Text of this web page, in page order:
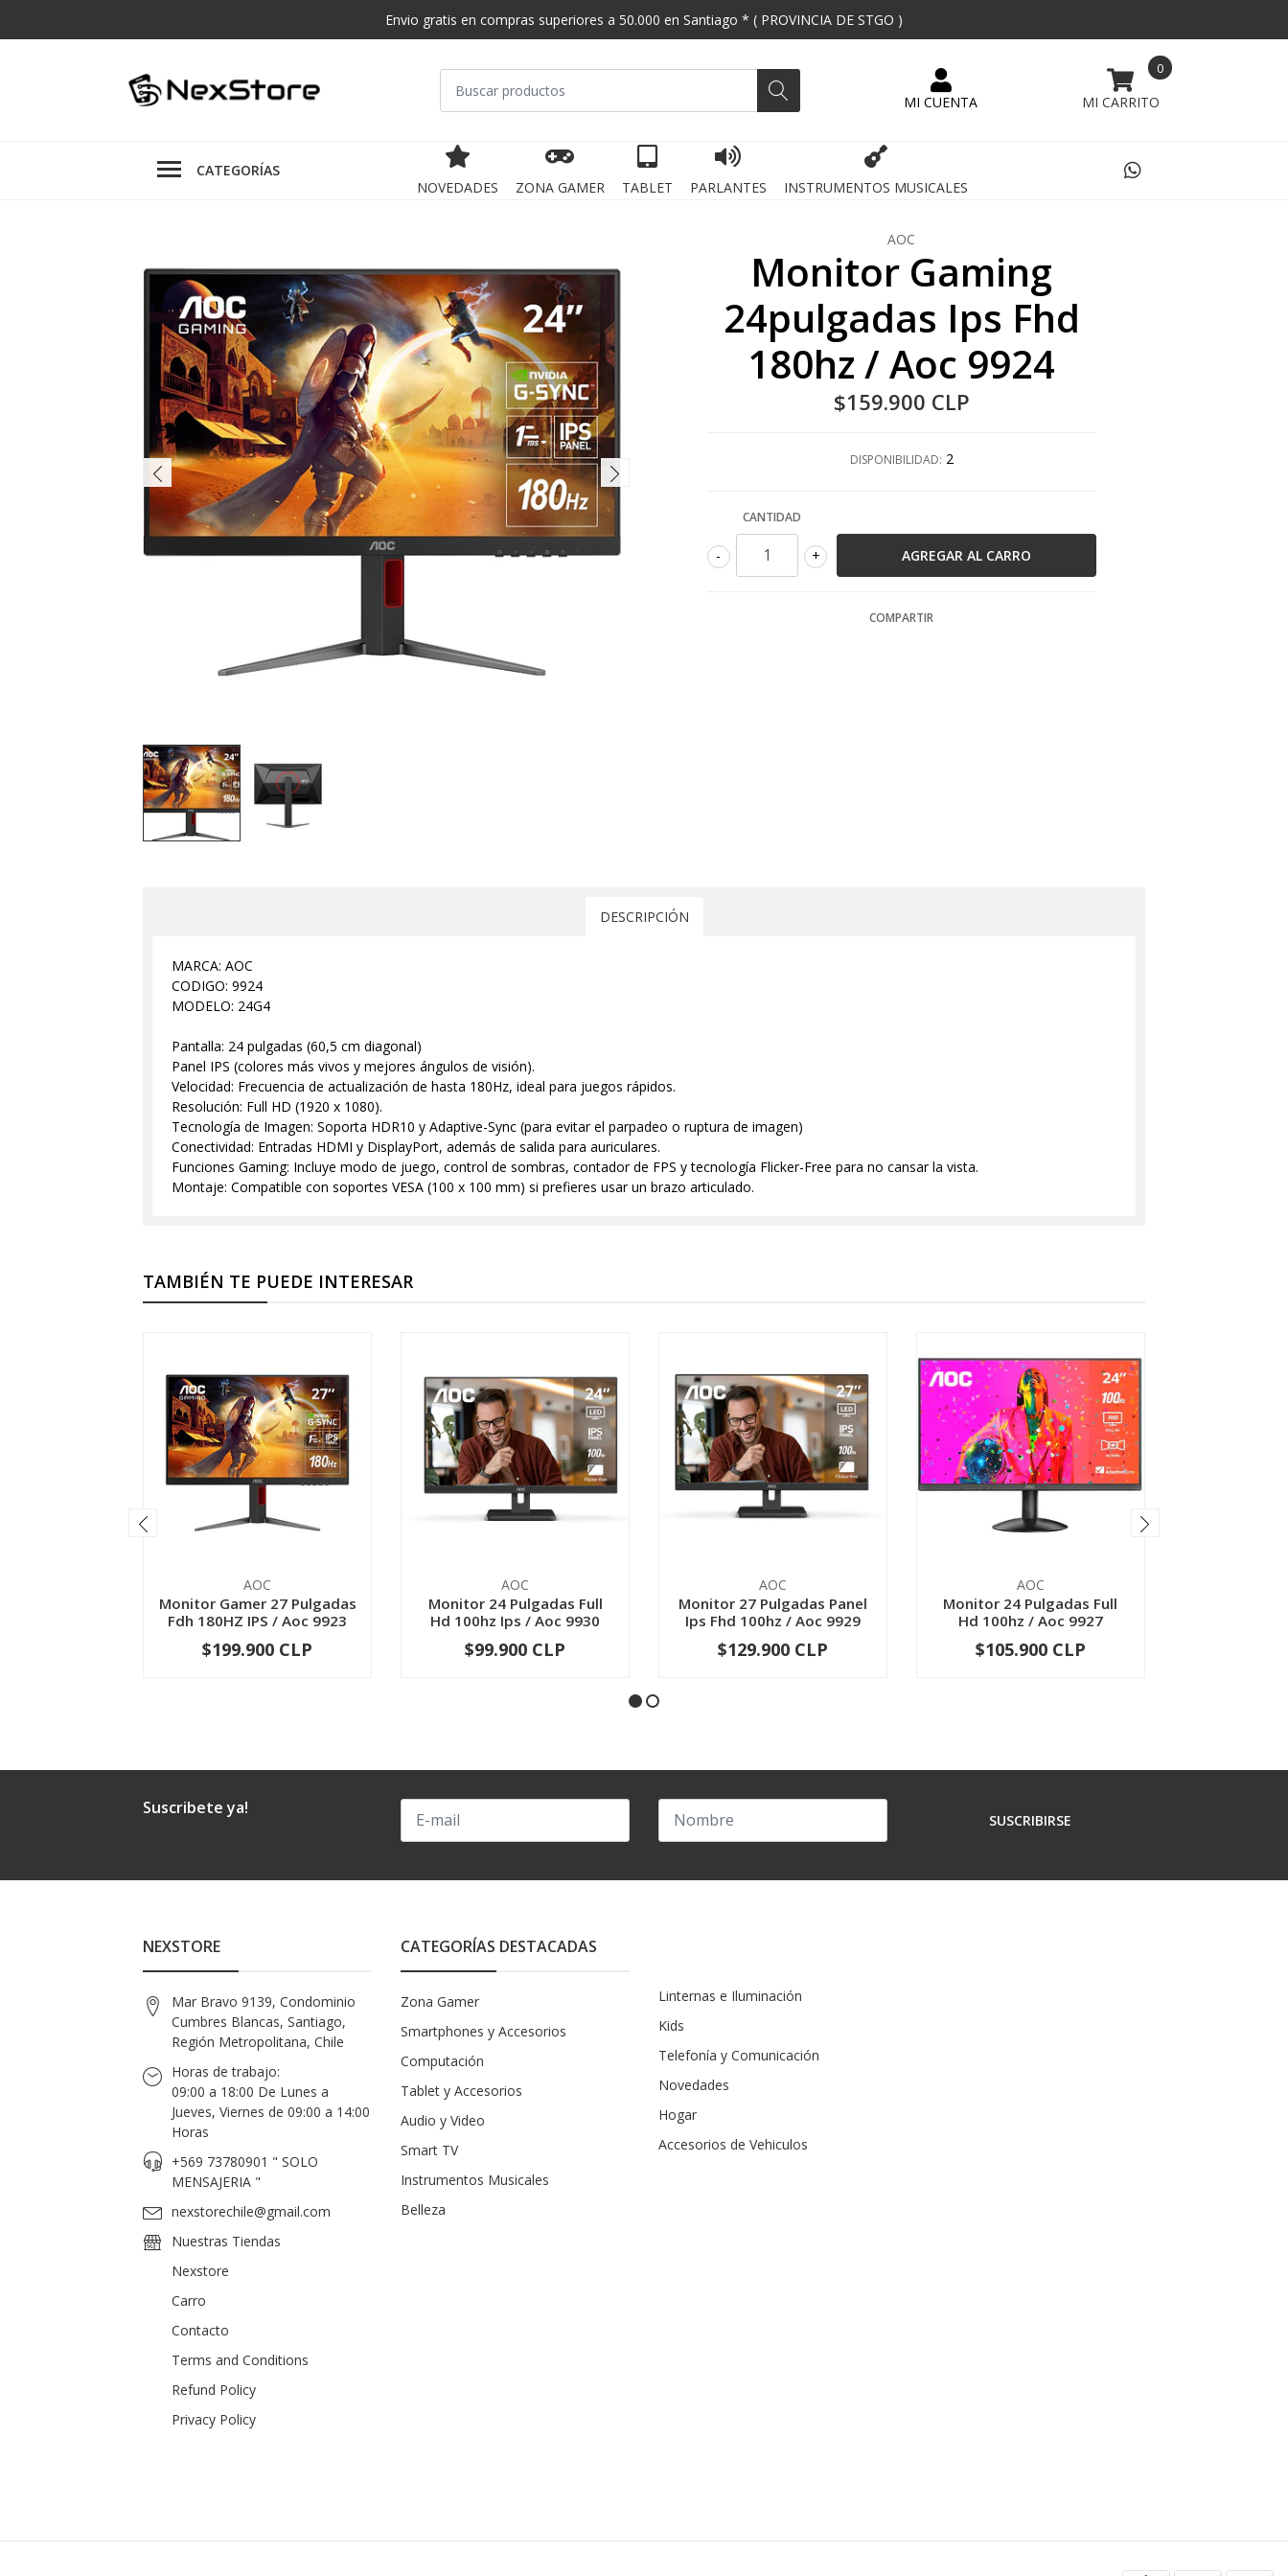
Envio gratis en compras superiores a 50.000 en Santiago * ( PROVINCIA DE STGO )
0
CATEGORÍAS
NOVEDADES
ZONA GAMER TABLET PARLANTES INSTRUMENTOS MUSICALES
AOC
Monitor Gaming
24pulgadas Ips Fhd
180hz / Aoc 9924
$159.900 CLP
DISPONIBILIDAD: 2
CANTIDAD
+
-
COMPARTIR
DESCRIPCIÓN
MARCA: AOC
CODIGO: 9924
MODELO: 24G4
Pantalla: 24 pulgadas (60,5 cm diagonal)
Panel IPS (colores más vivos y mejores ángulos de visión).
Velocidad: Frecuencia de actualización de hasta 180Hz, ideal para juegos rápidos.
Resolución: Full HD (1920 x 1080).
Tecnología de Imagen: Soporta HDR10 y Adaptive-Sync (para evitar el parpadeo o ruptura de imagen)
Conectividad: Entradas HDMI y DisplayPort, además de salida para auriculares.
Funciones Gaming: Incluye modo de juego, control de sombras, contador de FPS y tecnología Flicker-Free para no cansar la vista.
Montaje: Compatible con soportes VESA (100 x 100 mm) si prefieres usar un brazo articulado.
TAMBIÉN TE PUEDE INTERESAR
AOC
Monitor Gamer 27 Pulgadas
Fdh 180HZ IPS / Aoc 9923
+
$199.900 CLP
AOC
Monitor 24 Pulgadas Full
Hd 100hz Ips / Aoc 9930
+
$99.900 CLP
AOC
Monitor 27 Pulgadas Panel
Ips Fhd 100hz / Aoc 9929
+
$129.900 CLP
AOC
Monitor 24 Pulgadas Full
Hd 100hz / Aoc 9927
+
$105.900 CLP
Suscribete ya!
SUSCRIBIRSE
NEXSTORE
Mar Bravo 9139, Condominio
Cumbres Blancas, Santiago,
Región Metropolitana, Chile
Horas de trabajo:
09:00 a 18:00 De Lunes a
Jueves, Viernes de 09:00 a 14:00
Horas
+569 73780901 " SOLO
MENSAJERIA "
nexstorechile@gmail.com
Nuestras Tiendas
Nexstore
Carro
Contacto
Terms and Conditions
Refund Policy
Privacy Policy
CATEGORÍAS DESTACADAS
Zona Gamer
Smartphones y Accesorios
Computación
Tablet y Accesorios
Audio y Video
Smart TV
Instrumentos Musicales
Belleza
Linternas e Iluminación
Kids
Telefonía y Comunicación
Novedades
Hogar
Accesorios de Vehiculos